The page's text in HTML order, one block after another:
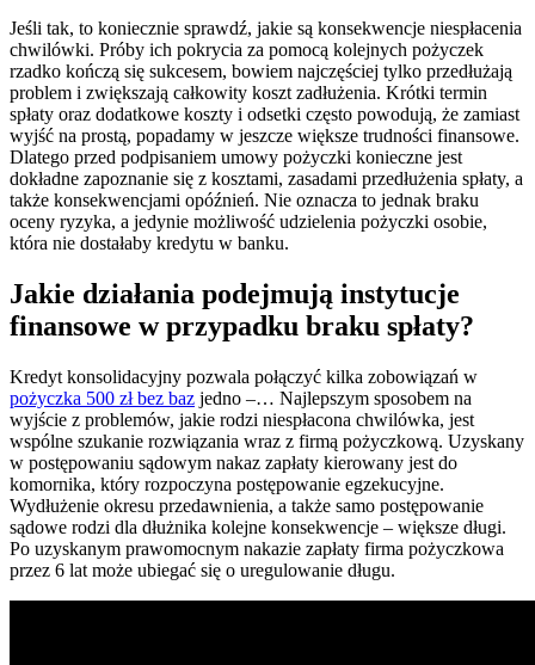
Jeśli tak, to koniecznie sprawdź, jakie są konsekwencje niespłacenia
chwilówki. Próby ich pokrycia za pomocą kolejnych pożyczek
rzadko kończą się sukcesem, bowiem najczęściej tylko przedłużają
problem i zwiększają całkowity koszt zadłużenia. Krótki termin
spłaty oraz dodatkowe koszty i odsetki często powodują, że zamiast
wyjść na prostą, popadamy w jeszcze większe trudności finansowe.
Dlatego przed podpisaniem umowy pożyczki konieczne jest
dokładne zapoznanie się z kosztami, zasadami przedłużenia spłaty, a
także konsekwencjami opóźnień. Nie oznacza to jednak braku
oceny ryzyka, a jedynie możliwość udzielenia pożyczki osobie,
która nie dostałaby kredytu w banku.
Jakie działania podejmują instytucje
finansowe w przypadku braku spłaty?
Kredyt konsolidacyjny pozwala połączyć kilka zobowiązań w
pożyczka 500 zł bez baz jedno –… Najlepszym sposobem na
wyjście z problemów, jakie rodzi niespłacona chwilówka, jest
wspólne szukanie rozwiązania wraz z firmą pożyczkową. Uzyskany
w postępowaniu sądowym nakaz zapłaty kierowany jest do
komornika, który rozpoczyna postępowanie egzekucyjne.
Wydłużenie okresu przedawnienia, a także samo postępowanie
sądowe rodzi dla dłużnika kolejne konsekwencje – większe długi.
Po uzyskanym prawomocnym nakazie zapłaty firma pożyczkowa
przez 6 lat może ubiegać się o uregulowanie długu.